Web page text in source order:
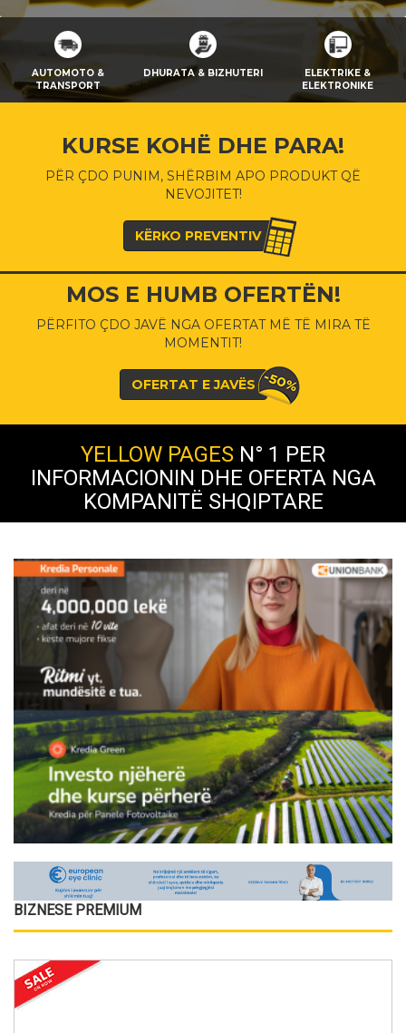
AUTOMOTO &
TRANSPORT
DHURATA & BIZHUTERI
ELEKTRIKE &
ELEKTRONIKE
KURSE KOHË DHE PARA!
PËR ÇDO PUNIM, SHËRBIM APO PRODUKT QË
NEVOJITET!
KËRKO PREVENTIV
MOS E HUMB OFERTËN!
PËRFITO ÇDO JAVË NGA OFERTAT MË TË MIRA TË
MOMENTIT!
OFERTAT E JAVËS
YELLOW PAGES N° 1 PER
INFORMACIONIN DHE OFERTA NGA
KOMPANITË SHQIPTARE
BIZNESE PREMIUM